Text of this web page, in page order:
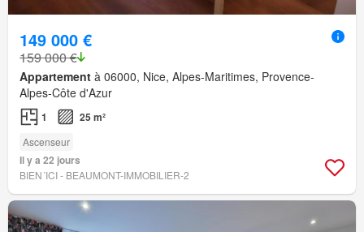
149 000 €
159 000 €
Appartement à 06000, Nice, Alpes-Maritimes, Provence-
Alpes-Côte d'Azur
1 25 m²
Ascenseur
Il y a 22 jours
BIEN´ICI - BEAUMONT-IMMOBILIER-2